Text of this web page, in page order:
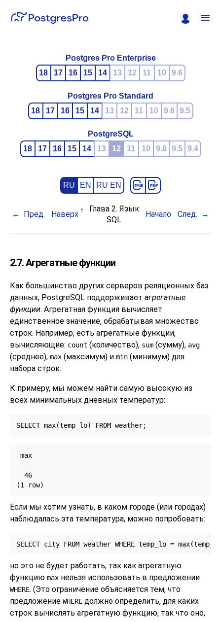
Postgres Pro Enterprise
18
17 16 15 14 13 12 11 10 9.6
Postgres Pro Standard
18
17 16 15 14 13 12 11 10 9.6 9.5
PostgreSQL
18
17 16 15 14 13 12 11 10 9.6 9.5 9.4
RU EN RU EN
Пред. Наверх
Глава 2. Язык
SQL
Начало След.
2.7. Агрегатные функции
Как большинство других серверов реляционных баз
данных, PostgreSQL поддерживает агрегатные
функции. Агрегатная функция вычисляет
единственное значение, обрабатывая множество
строк. Например, есть агрегатные функции,
вычисляющие: count (количество), sum (сумму), avg
(среднее), max (максимум) и min (минимум) для
набора строк.
К примеру, мы можем найти самую высокую из
всех минимальных дневных температур:
SELECT max(temp_lo) FROM weather;
max
-----
  46
Если мы хотим узнать, в каком городе (или городах)
наблюдалась эта температура, можно попробовать:
SELECT city FROM weather WHERE temp_lo =
но это не будет работать, так как агрегатную
функцию max нельзя использовать в предложении
WHERE. (Это ограничение объясняется тем, что
предложение WHERE должно определить, для каких
строк вычислять агрегатную функцию, так что оно,